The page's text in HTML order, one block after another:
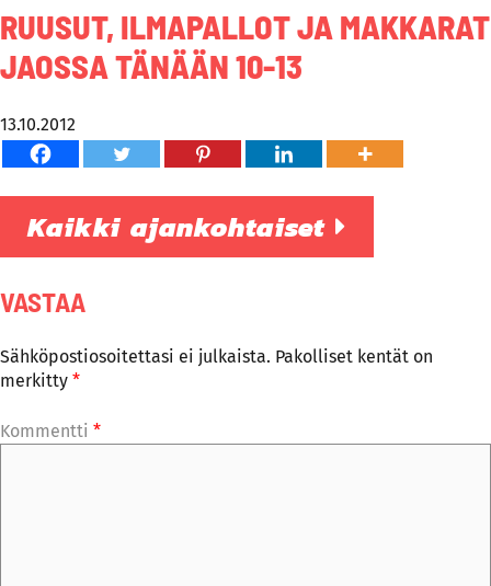
RUUSUT, ILMAPALLOT JA MAKKARAT
JAOSSA TÄNÄÄN 10-13
13.10.2012
Kaikki ajankohtaiset
VASTAA
Sähköpostiosoitettasi ei julkaista. Pakolliset kentät on
merkitty *
Kommentti *